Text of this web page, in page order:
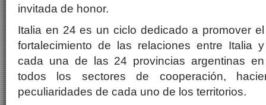
invitada de honor.
Italia en 24 es un ciclo dedicado a promover el
fortalecimiento de las relaciones entre Italia y
cada una de las 24 provincias argentinas en
todos los sectores de cooperación,
peculiaridades de cada uno de los territorios.